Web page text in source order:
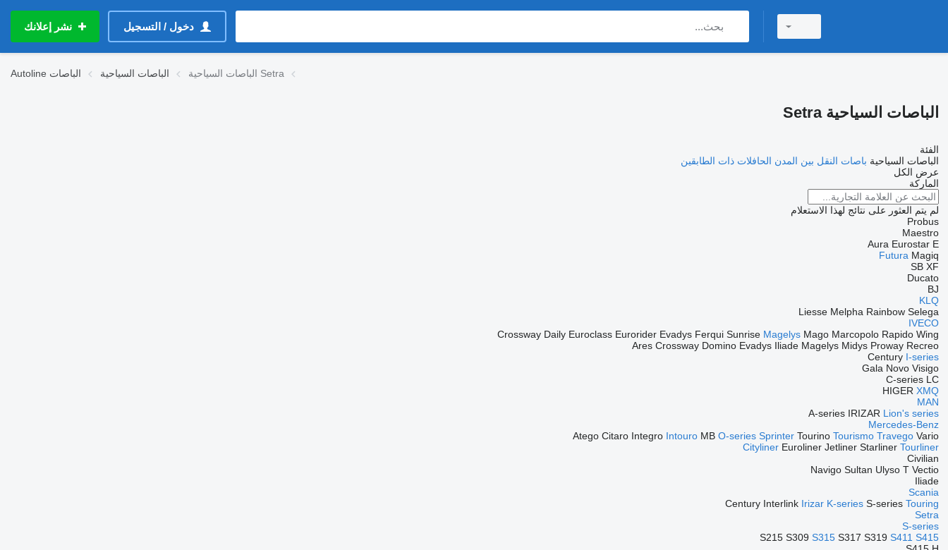
دخول / التسجيل نشر إعلانك
Autoline الباصات الباصات السياحية الباصات السياحية Setra
الباصات السياحية Setra
الفئة
الباصات السياحية باصات النقل بين المدن الحافلات ذات الطابقين
عرض الكل
الماركة
لم يتم العثور على نتائج لهذا الاستعلام
Probus
Maestro
Aura Eurostar E
Futura Magiq
SB XF
Ducato
BJ
KLQ
Liesse Melpha Rainbow Selega
IVECO
Crossway Daily Euroclass Eurorider Evadys Ferqui Sunrise Magelys Mago Marcopolo Rapido Wing
Ares Crossway Domino Evadys Iliade Magelys Midys Proway Recreo
Century I-series
Gala Novo Visigo
C-series LC
HIGER XMQ
MAN
A-series IRIZAR Lion's series
Mercedes-Benz
Atego Citaro Integro Intouro MB O-series Sprinter Tourino Tourismo Travego Vario
Cityliner Euroliner Jetliner Starliner Tourliner
Civilian
Navigo Sultan Ulyso T Vectio
Iliade
Scania
Century Interlink Irizar K-series S-series Touring
Setra
S-series
S215 S309 S315 S317 S319 S411 S415